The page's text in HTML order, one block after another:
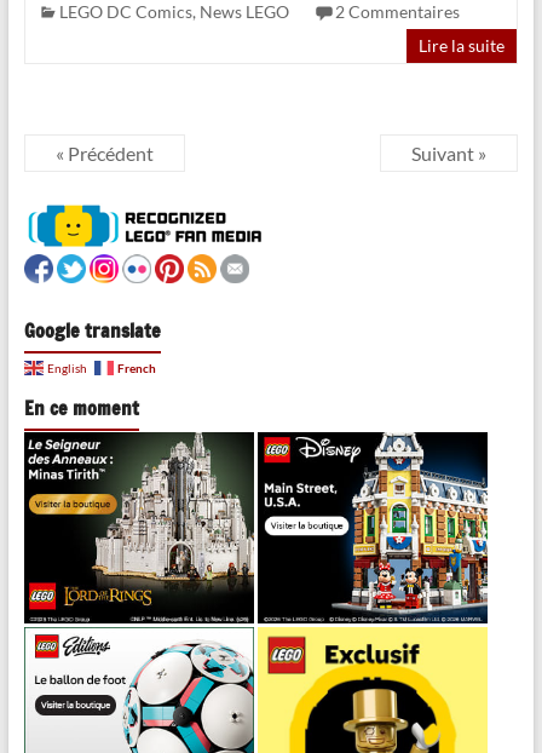
LEGO DC Comics, News LEGO
2 Commentaires
Lire la suite
« Précédent Suivant »
Google translate
English French
En ce moment